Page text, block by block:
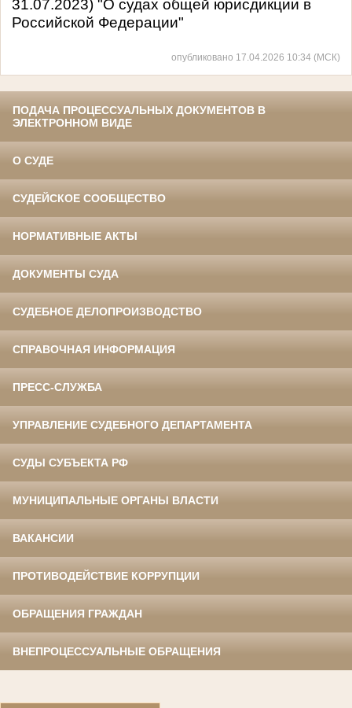
31.07.2023) "О судах общей юрисдикции в
Российской Федерации"
опубликовано 17.04.2026 10:34 (МСК)
ПОДАЧА ПРОЦЕССУАЛЬНЫХ ДОКУМЕНТОВ В
ЭЛЕКТРОННОМ ВИДЕ
О СУДЕ
СУДЕЙСКОЕ СООБЩЕСТВО
НОРМАТИВНЫЕ АКТЫ
ДОКУМЕНТЫ СУДА
СУДЕБНОЕ ДЕЛОПРОИЗВОДСТВО
СПРАВОЧНАЯ ИНФОРМАЦИЯ
ПРЕСС-СЛУЖБА
УПРАВЛЕНИЕ СУДЕБНОГО ДЕПАРТАМЕНТА
СУДЫ СУБЪЕКТА РФ
МУНИЦИПАЛЬНЫЕ ОРГАНЫ ВЛАСТИ
ВАКАНСИИ
ПРОТИВОДЕЙСТВИЕ КОРРУПЦИИ
ОБРАЩЕНИЯ ГРАЖДАН
ВНЕПРОЦЕССУАЛЬНЫЕ ОБРАЩЕНИЯ